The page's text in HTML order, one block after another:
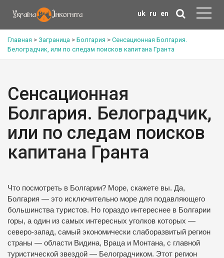
uk ru en
Главная > Заграница > Болгария > Сенсационная Болгария.
Белоградчик, или по следам поисков капитана Гранта
Сенсационная
Болгария. Белоградчик,
или по следам поисков
капитана Гранта
Что посмотреть в Болгарии? Море, скажете вы. Да,
Болгария — это исключительно море для подавляющего
большинства туристов. Но гораздо интереснее в Болгарии
горы, а один из самых интересных уголков которых —
северо-запад, самый экономически слаборазвитый регион
страны — области Видина, Враца и Монтана, с главной
туристической звездой — Белоградчиком. Этот регион